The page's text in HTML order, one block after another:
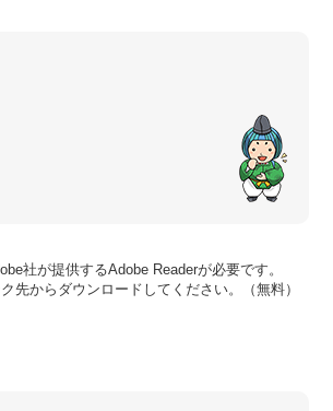
社が提供するAdobe Readerが必要です。
先からダウンロードしてください。（無料）